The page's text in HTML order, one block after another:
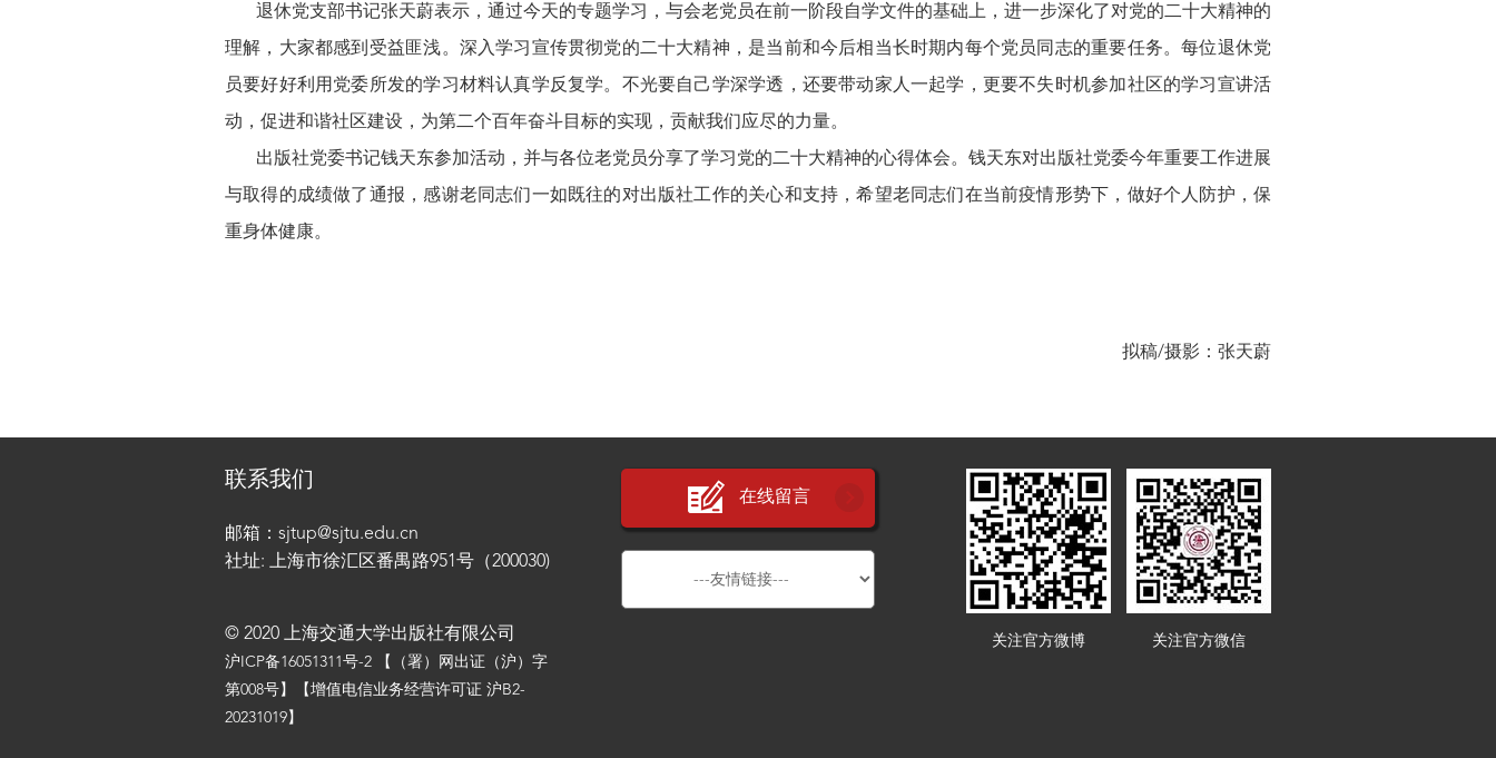
退休党支部书记张天蔚表示，通过今天的专题学习，与会老党员在前一阶段自学文件的基础上，进一步深化了对党的二十大精神的
理解，大家都感到受益匪浅。深入学习宣传贯彻党的二十大精神，是当前和今后相当长时期内每个党员同志的重要任务。每位退休党
员要好好利用党委所发的学习材料认真学反复学。不光要自己学深学透，还要带动家人一起学，更要不失时机参加社区的学习宣讲活
动，促进和谐社区建设，为第二个百年奋斗目标的实现，贡献我们应尽的力量。
出版社党委书记钱天东参加活动，并与各位老党员分享了学习党的二十大精神的心得体会。钱天东对出版社党委今年重要工作进展
与取得的成绩做了通报，感谢老同志们一如既往的对出版社工作的关心和支持，希望老同志们在当前疫情形势下，做好个人防护，保
重身体健康。
拟稿/摄影：张天蔚
联系我们
邮箱：sjtup@sjtu.edu.cn
社址: 上海市徐汇区番禺路951号（200030)
© 2020 上海交通大学出版社有限公司
沪ICP备16051311号-2 【（署）网出证（沪）字
第008号】【增值电信业务经营许可证 沪B2-
20231019】
在线留言
关注官方微博 关注官方微信